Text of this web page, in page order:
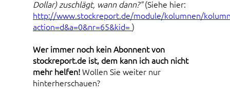
Dollar) zuschlägt, wann dann?"(Siehe hier:
http://www.stockreport.de/module/kolumnen/
action=d&a=0&nr=65&kid=)
Wer immer noch kein Abonnent von
stockreport.de ist, dem kann ich auch nicht
mehr helfen!Wollen Sie weiter nur
hinterherschauen?